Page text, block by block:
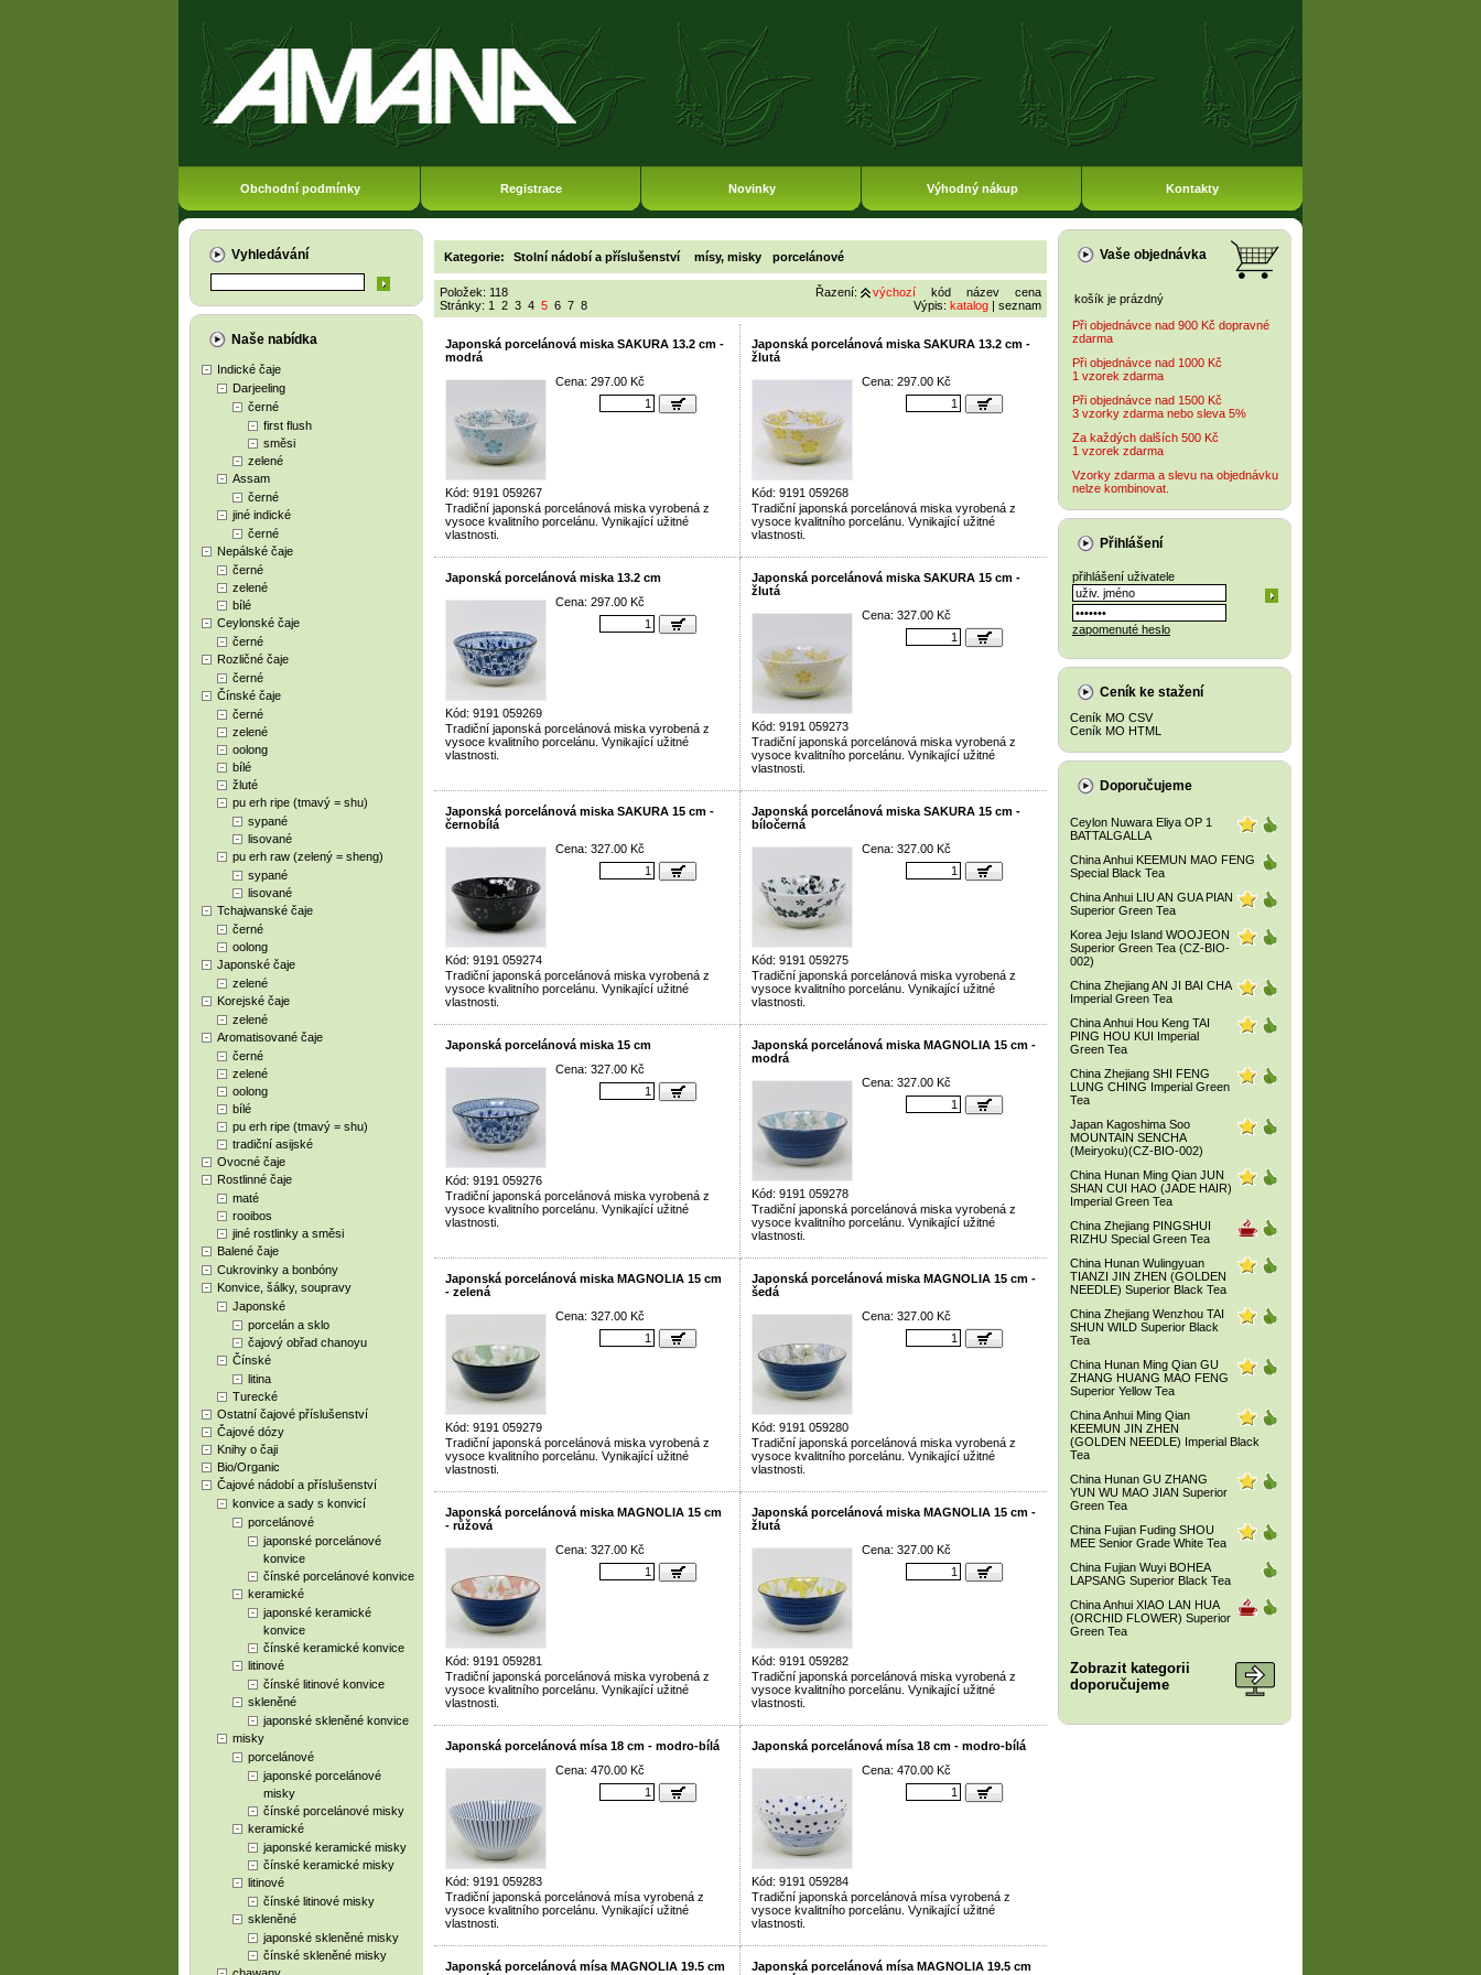
Obchodní podmínky Registrace Novinky Výhodný nákup Kontakty
Vyhledávání
Naše nabídka
Indické čaje
Darjeeling
černé
first flush
směsi
zelené
Assam
černé
jiné indické
černé
Nepálské čaje
černé
zelené
bílé
Ceylonské čaje
černé
Rozličné čaje
černé
Čínské čaje
černé
zelené
oolong
bílé
žluté
pu erh ripe (tmavý = shu)
sypané
lisované
pu erh raw (zelený = sheng)
sypané
lisované
Tchajwanské čaje
černé
oolong
Japonské čaje
zelené
Korejské čaje
zelené
Aromatisované čaje
černé
zelené
oolong
bílé
pu erh ripe (tmavý = shu)
tradiční asijské
Ovocné čaje
Rostlinné čaje
maté
rooibos
jiné rostlinky a směsi
Balené čaje
Cukrovinky a bonbóny
Konvice, šálky, soupravy
Japonské
porcelán a sklo
čajový obřad chanoyu
Čínské
litina
Turecké
Ostatní čajové příslušenství
Čajové dózy
Knihy o čaji
Bio/Organic
Čajové nádobí a příslušenství
konvice a sady s konvicí
porcelánové
japonské porcelánové
konvice
čínské porcelánové konvice
keramické
japonské keramické
konvice
čínské keramické konvice
litinové
čínské litinové konvice
skleněné
japonské skleněné konvice
misky
porcelánové
japonské porcelánové
misky
čínské porcelánové misky
keramické
japonské keramické misky
čínské keramické misky
litinové
čínské litinové misky
skleněné
japonské skleněné misky
čínské skleněné misky
Kategorie: Stolní nádobí a příslušenství mísy, misky porcelánové
Řazení: výchozí kód název
cena
Výpis: katalog | seznam
Položek: 118
Stránky: 1 2 3 4 5 6 7 8
Japonská porcelánová miska SAKURA 13.2 cm -
modrá
Kód: 9191 059267
Cena: 297.00 Kč
Tradiční japonská porcelánová miska vyrobená z
vysoce kvalitního porcelánu. Vynikající užitné
vlastnosti.
Japonská porcelánová miska SAKURA 13.2 cm -
žlutá
Kód: 9191 059268
Cena: 297.00 Kč
Tradiční japonská porcelánová miska vyrobená z
vysoce kvalitního porcelánu. Vynikající užitné
vlastnosti.
Japonská porcelánová miska 13.2 cm
Kód: 9191 059269
Cena: 297.00 Kč
Tradiční japonská porcelánová miska vyrobená z
vysoce kvalitního porcelánu. Vynikající užitné
vlastnosti.
Japonská porcelánová miska SAKURA 15 cm -
žlutá
Kód: 9191 059273
Cena: 327.00 Kč
Tradiční japonská porcelánová miska vyrobená z
vysoce kvalitního porcelánu. Vynikající užitné
vlastnosti.
Japonská porcelánová miska SAKURA 15 cm -
černobílá
Kód: 9191 059274
Cena: 327.00 Kč
Tradiční japonská porcelánová miska vyrobená z
vysoce kvalitního porcelánu. Vynikající užitné
vlastnosti.
Japonská porcelánová miska SAKURA 15 cm -
bíločerná
Kód: 9191 059275
Cena: 327.00 Kč
Tradiční japonská porcelánová miska vyrobená z
vysoce kvalitního porcelánu. Vynikající užitné
vlastnosti.
Japonská porcelánová miska 15 cm
Kód: 9191 059276
Cena: 327.00 Kč
Tradiční japonská porcelánová miska vyrobená z
vysoce kvalitního porcelánu. Vynikající užitné
vlastnosti.
Japonská porcelánová miska MAGNOLIA 15 cm -
modrá
Kód: 9191 059278
Cena: 327.00 Kč
Tradiční japonská porcelánová miska vyrobená z
vysoce kvalitního porcelánu. Vynikající užitné
vlastnosti.
Japonská porcelánová miska MAGNOLIA 15 cm
- zelená
Kód: 9191 059279
Cena: 327.00 Kč
Tradiční japonská porcelánová miska vyrobená z
vysoce kvalitního porcelánu. Vynikající užitné
vlastnosti.
Japonská porcelánová miska MAGNOLIA 15 cm -
šedá
Kód: 9191 059280
Cena: 327.00 Kč
Tradiční japonská porcelánová miska vyrobená z
vysoce kvalitního porcelánu. Vynikající užitné
vlastnosti.
Japonská porcelánová miska MAGNOLIA 15 cm
- růžová
Kód: 9191 059281
Cena: 327.00 Kč
Tradiční japonská porcelánová miska vyrobená z
vysoce kvalitního porcelánu. Vynikající užitné
vlastnosti.
Japonská porcelánová miska MAGNOLIA 15 cm -
žlutá
Kód: 9191 059282
Cena: 327.00 Kč
Tradiční japonská porcelánová miska vyrobená z
vysoce kvalitního porcelánu. Vynikající užitné
vlastnosti.
Japonská porcelánová mísa 18 cm - modro-bílá
Kód: 9191 059283
Cena: 470.00 Kč
Tradiční japonská porcelánová mísa vyrobená z
vysoce kvalitního porcelánu. Vynikající užitné
vlastnosti.
Japonská porcelánová mísa 18 cm - modro-bílá
Kód: 9191 059284
Cena: 470.00 Kč
Tradiční japonská porcelánová mísa vyrobená z
vysoce kvalitního porcelánu. Vynikající užitné
vlastnosti.
Japonská porcelánová mísa MAGNOLIA 19.5 cm
Japonská porcelánová mísa MAGNOLIA 19.5 cm
Vaše objednávka
košík je prázdný
Při objednávce nad 900 Kč dopravné
zdarma
Při objednávce nad 1000 Kč
1 vzorek zdarma
Při objednávce nad 1500 Kč
3 vzorky zdarma nebo sleva 5%
Za každých dalších 500 Kč
1 vzorek zdarma
Vzorky zdarma a slevu na objednávku
nelze kombinovat.
Přihlášení
přihlášení uživatele
zapomenuté heslo
Ceník ke stažení
Ceník MO CSV
Ceník MO HTML
Doporučujeme
Ceylon Nuwara Eliya OP 1
BATTALGALLA
China Anhui KEEMUN MAO FENG
Special Black Tea
China Anhui LIU AN GUA PIAN
Superior Green Tea
Korea Jeju Island WOOJEON
Superior Green Tea (CZ-BIO-
002)
China Zhejiang AN JI BAI CHA
Imperial Green Tea
China Anhui Hou Keng TAI
PING HOU KUI Imperial
Green Tea
China Zhejiang SHI FENG
LUNG CHING Imperial Green
Tea
Japan Kagoshima Soo
MOUNTAIN SENCHA
(Meiryoku)(CZ-BIO-002)
China Hunan Ming Qian JUN
SHAN CUI HAO (JADE HAIR)
Imperial Green Tea
China Zhejiang PINGSHUI
RIZHU Special Green Tea
China Hunan Wulingyuan
TIANZI JIN ZHEN (GOLDEN
NEEDLE) Superior Black Tea
China Zhejiang Wenzhou TAI
SHUN WILD Superior Black
Tea
China Hunan Ming Qian GU
ZHANG HUANG MAO FENG
Superior Yellow Tea
China Anhui Ming Qian
KEEMUN JIN ZHEN
(GOLDEN NEEDLE) Imperial Black
Tea
China Hunan GU ZHANG
YUN WU MAO JIAN Superior
Green Tea
China Fujian Fuding SHOU
MEE Senior Grade White Tea
China Fujian Wuyi BOHEA
LAPSANG Superior Black Tea
China Anhui XIAO LAN HUA
(ORCHID FLOWER) Superior
Green Tea
Zobrazit kategorii
doporučujeme